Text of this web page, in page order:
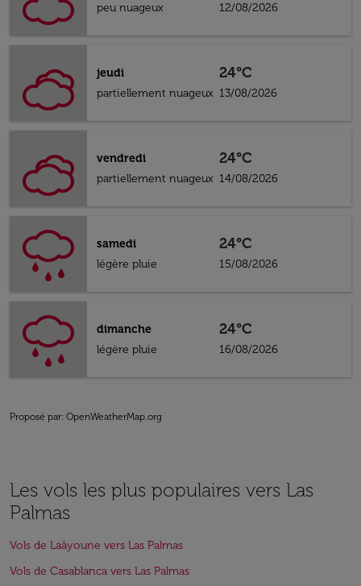
peu nuageux
12/08/2026
jeudi
partiellement nuageux
24°C
13/08/2026
vendredi
partiellement nuageux
24°C
14/08/2026
samedi
légère pluie
24°C
15/08/2026
dimanche
légère pluie
24°C
16/08/2026
Proposé par: OpenWeatherMap.org
Les vols les plus populaires vers Las
Palmas
Vols de Laâyoune vers Las Palmas
Vols de Casablanca vers Las Palmas